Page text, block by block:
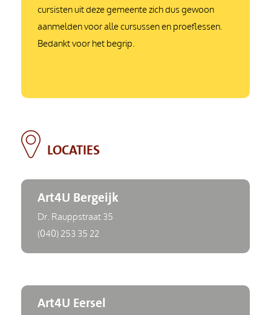
cursisten uit deze gemeente zich dus gewoon
aanmelden voor alle cursussen en proeflessen.
Bedankt voor het begrip.
LOCATIES
Art4U Bergeijk
Dr. Rauppstraat 35
(040) 253 35 22
Art4U Eersel